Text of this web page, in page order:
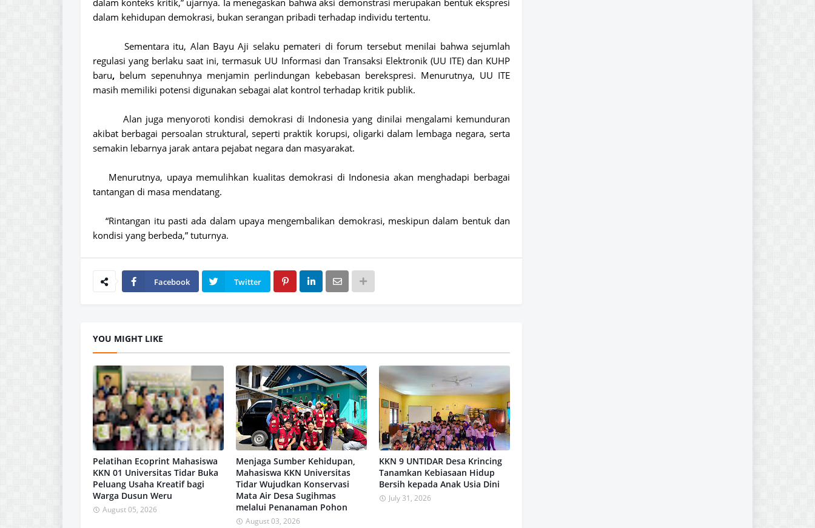
dalam konteks kritik,” ujarnya. Ia menegaskan bahwa aksi demonstrasi merupakan bentuk ekspresi
dalam kehidupan demokrasi, bukan serangan pribadi terhadap individu tertentu.
Sementara itu, Alan Bayu Aji selaku pemateri di forum tersebutmenilai bahwa sejumlah
regulasi yang berlaku saat ini, termasuk UU Informasi dan Transaksi Elektronik (UU ITE) dan KUHP
baru, belum sepenuhnya menjamin perlindungan kebebasan berekspresi. Menurutnya, UU ITE
masih memiliki potensi digunakan sebagai alat kontrol terhadap kritik publik.
Alan juga menyoroti kondisi demokrasi di Indonesia yang dinilai mengalami kemunduran
akibat berbagai persoalan struktural, seperti praktik korupsi, oligarki dalam lembaga negara, serta
semakin lebarnya jarak antara pejabat negara dan masyarakat.
Menurutnya, upaya memulihkan kualitas demokrasi di Indonesia akan menghadapi berbagai
tantangan di masa mendatang.
“Rintangan itu pasti ada dalam upaya mengembalikan demokrasi, meskipun dalam bentuk dan
kondisi yang berbeda,” tuturnya.
Facebook Twitter
YOU MIGHT LIKE
Pelatihan Ecoprint Mahasiswa
KKN 01 Universitas Tidar Buka
Peluang Usaha Kreatif bagi
Warga Dusun Weru
August 05, 2026
Menjaga Sumber Kehidupan,
Mahasiswa KKN Universitas
Tidar Wujudkan Konservasi
Mata Air Desa Sugihmas
melalui Penanaman Pohon
August 03, 2026
KKN 9 UNTIDAR Desa Krincing
Tanamkan Kebiasaan Hidup
Bersih kepada Anak Usia Dini
July 31, 2026